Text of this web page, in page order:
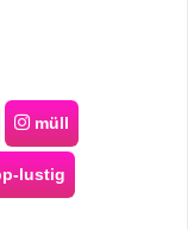
müll
lustig